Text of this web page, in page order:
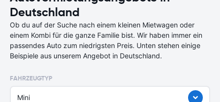
Deutschland
Ob du auf der Suche nach einem kleinen Mietwagen oder
einem Kombi für die ganze Familie bist. Wir haben immer ein
passendes Auto zum niedrigsten Preis. Unten stehen einige
Beispiele aus unserem Angebot in Deutschland.
FAHRZEUGTYP
Mini